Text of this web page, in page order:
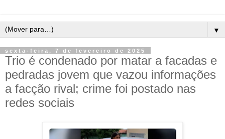
▼
sexta-feira, 7 de fevereiro de 2025
Trio é condenado por matar a facadas e
pedradas jovem que vazou informações
a facção rival; crime foi postado nas
redes sociais